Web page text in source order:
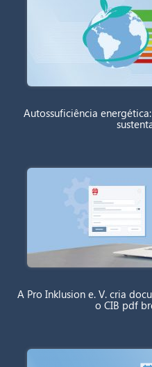
Autossuficiência
A Pro Inklusion e. V. cria
o CIB pdf